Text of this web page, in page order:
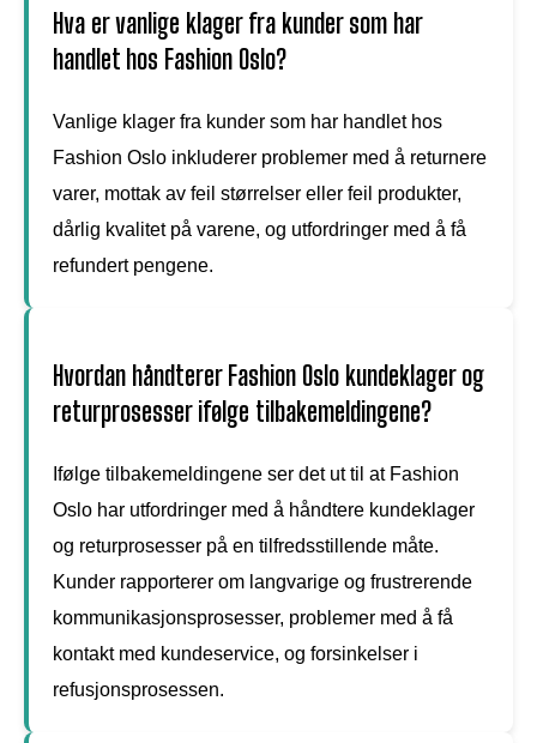
Hva er vanlige klager fra kunder som har
handlet hos Fashion Oslo?
Vanlige klager fra kunder som har handlet hos
Fashion Oslo inkluderer problemer med å returnere
varer, mottak av feil størrelser eller feil produkter,
dårlig kvalitet på varene, og utfordringer med å få
refundert pengene.
Hvordan håndterer Fashion Oslo kundeklager og
returprosesser ifølge tilbakemeldingene?
Ifølge tilbakemeldingene ser det ut til at Fashion
Oslo har utfordringer med å håndtere kundeklager
og returprosesser på en tilfredsstillende måte.
Kunder rapporterer om langvarige og frustrerende
kommunikasjonsprosesser, problemer med å få
kontakt med kundeservice, og forsinkelser i
refusjonsprosessen.